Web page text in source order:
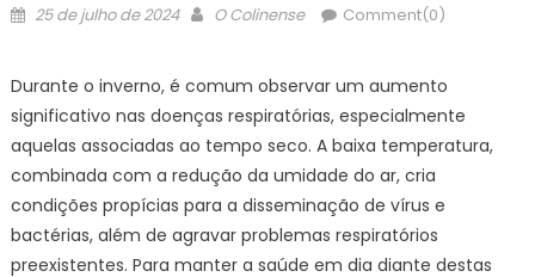
Posted
25 de julho de 2024 Author
O Colinense Comment(0)
Durante o inverno, é comum observar um aumento
significativo nas doenças respiratórias, especialmente
aquelas associadas ao tempo seco. A baixa temperatura,
combinada com a redução da umidade do ar, cria
condições propícias para a disseminação de vírus e
bactérias, além de agravar problemas respiratórios
preexistentes. Para manter a saúde em dia diante destas